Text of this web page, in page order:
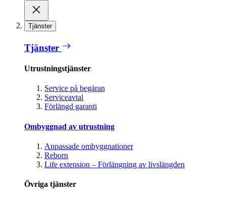
Tjänster
Tjänster
Utrustningstjänster
Service på begäran
Serviceavtal
Förlängd garanti
Ombyggnad av utrustning
Anpassade ombyggnationer
Reborn
Life extension – Förlängning av livslängden
Övriga tjänster